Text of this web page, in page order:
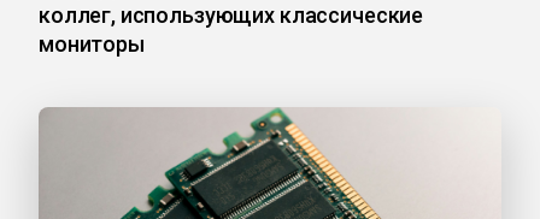
коллег, использующих классические
мониторы